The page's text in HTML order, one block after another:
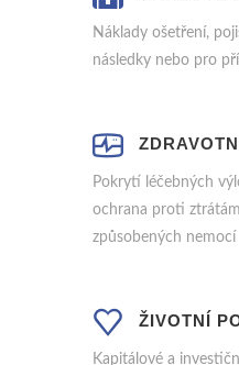
Náklady ošetření,
následky nebo pro
Pokrytí léčebných
ochrana proti
způsobených nemocí
ŽIVOTNÍ
Kapitálové a